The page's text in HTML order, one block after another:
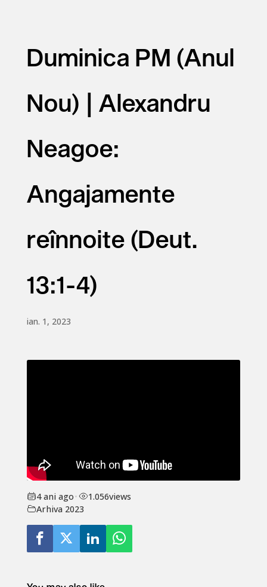
Duminica PM (Anul
Nou) | Alexandru
Neagoe:
Angajamente
reînnoite (Deut.
13:1-4)
ian. 1, 2023
4 ani ago• 1.056views
Arhiva 2023